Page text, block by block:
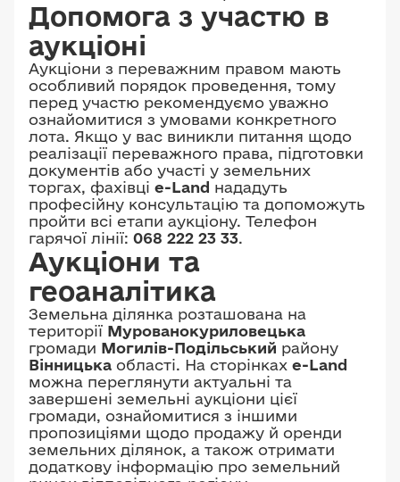
Допомога з участю в
аукціоні
Аукціони з переважним правом мають
особливий порядок проведення, тому
перед участю рекомендуємо уважно
ознайомитися з умовами конкретного
лота. Якщо у вас виникли питання щодо
реалізації переважного права, підготовки
документів або участі у земельних
торгах, фахівці e-Land нададуть
професійну консультацію та допоможуть
пройти всі етапи аукціону. Телефон
гарячої лінії: 068 222 23 33.
Аукціони та
геоаналітика
Земельна ділянка розташована на
території Мурованокуриловецька
громади Могилів-Подільський району
Вінницька області. На сторінках e-Land
можна переглянути актуальні та
завершені земельні аукціони цієї
громади, ознайомитися з іншими
пропозиціями щодо продажу й оренди
земельних ділянок, а також отримати
додаткову інформацію про земельний